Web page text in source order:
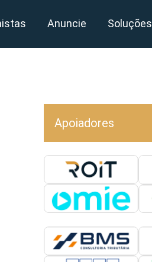
Anuncie Soluções
Apoiadores